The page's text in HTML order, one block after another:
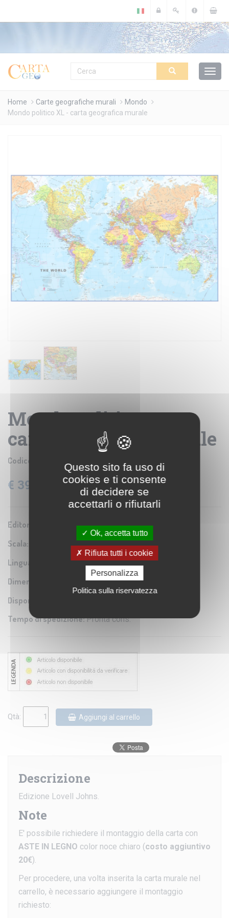
Home Carte geografiche murali
Mondo
Mondo politico XL - carta geografica murale
Mondo politico XL -
carta geografica murale
Codice prodotto: CR TIMAPS.1/20
€ 39,24 IVA: 4% Inclusa
Editore/Produttore:Lovell Johns by Maps Int.
Scala: 1:20.000.000
Lingua:
Dimensioni: 198x123 cm
Disponibilità:
Tempo di spedizione:Pronta cons.
Qtà: Aggiungi al carrello
Descrizione
Edizione Lovell Johns.
Note
E' possibile richiedere il montaggio della carta con
ASTE IN LEGNO color noce chiaro (costo aggiuntivo
20€).
Per procedere, una volta inserita la carta murale nel
carrello, è necessario aggiungere il montaggio
richiesto:
Questo sito fa uso di
cookies e ti consente
di decidere se
accettarli o rifiutarli
Ok, accetta tutto
Rifiuta tutti i cookie
Personalizza
Politica sulla riservatezza